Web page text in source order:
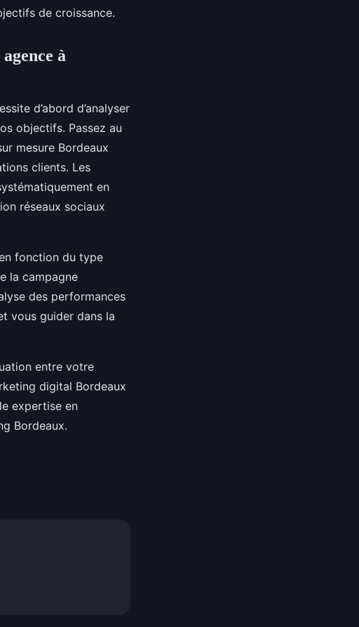
de croissance.
à
d’abord d’analyser
objectifs. Passez au
mesure Bordeaux
clients. Les
en
réseaux sociaux
fonction du type
la campagne
des performances
vous guider dans la
entre votre
digital Bordeaux
expertise en
Bordeaux.